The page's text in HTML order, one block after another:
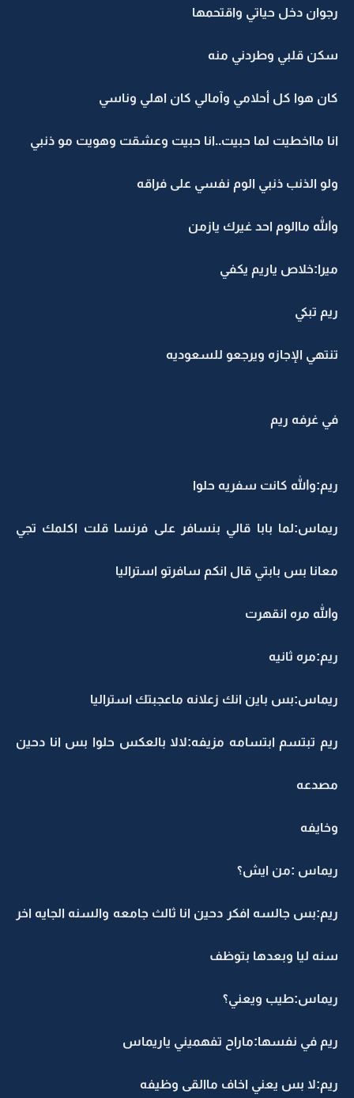
رجوان دخل حياتي واقتحمها
سكن قلبي وطردني منه
كان هوا كل أحلامي وآمالي كان اهلي وناسي
انا مااخطيت لما حبيت..انا حبيت وعشقت وهويت مو ذنبي
ولو الذنب ذنبي الوم نفسي على فراقه
والله ماالوم احد غيرك يازمن
ميرا:خلاص ياريم يكفي
ريم تبكي
تنتهي الإجازه ويرجعو للسعوديه
في غرفه ريم
ريم:والله كانت سفريه حلوا
ريماس:لما بابا قالي بنسافر على فرنسا قلت اكلمك تجي
معانا بس بابتي قال انكم سافرتو استراليا
والله مره انقهرت
ريم:مره ثانيه
ريماس:بس باين انك زعلانه ماعجبتك استراليا
ريم تبتسم ابتسامه مزيفه:لالا بالعكس حلوا بس انا دحين
مصدعه
وخايفه
ريماس :من ايش؟
ريم:بس جالسه افكر دحين انا ثالث جامعه والسنه الجايه اخر
سنه ليا وبعدها بتوظف
ريماس:طيب ويعني؟
ريم في نفسها:ماراح تفهميني ياريماس
ريم:لا بس يعني اخاف ماالقى وظيفه